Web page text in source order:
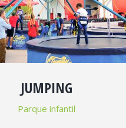
JUMPING
Parque infantil